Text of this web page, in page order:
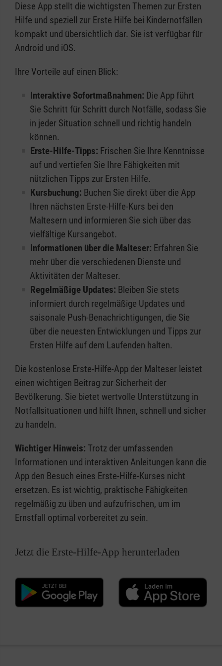
Diese App stellt die wichtigsten Themen zur Ersten
Hilfe und speziell zur Erste Hilfe bei Kindernotfällen
kompakt und übersichtlich dar. Sie ist verfügbar für
Android und iOS.
Ihre Vorteile auf einen Blick:
Interaktive Sofortmaßnahmen: Die App führt
Sie Schritt für Schritt durch Notfälle, sodass Sie
in jeder Situation schnell und richtig handeln
können.
Erste-Hilfe-Tipps: Frischen Sie Ihre Kenntnisse
auf und vertiefen Sie Ihre Fähigkeiten mit
nützlichen Tipps zur Ersten Hilfe.
Kursbuchung: Buchen Sie direkt über die App
Ihren nächsten Erste-Hilfe-Kurs bei den
Maltesern und informieren Sie sich über das
vielfältige Kursangebot.
Informationen über die Malteser: Erfahren Sie
mehr über die verschiedenen Dienste und
Aktivitäten der Malteser.
Regelmäßige Updates: Bleiben Sie stets
informiert durch regelmäßige Updates und
saisonale Push-Benachrichtigungen, die Sie
über die neuesten Entwicklungen und Tipps zur
Ersten Hilfe auf dem Laufenden halten.
Die kostenlose Erste-Hilfe-App der Malteser leistet
einen wichtigen Beitrag zur Sicherheit der
Bevölkerung. Sie bietet wertvolle Unterstützung in
Notfallsituationen und hilft Ihnen, schnell und sicher
zu handeln.
Wichtiger Hinweis: Trotz der umfassenden
Informationen und interaktiven Anleitungen kann die
App den Besuch eines Erste-Hilfe-Kurses nicht
ersetzen. Es ist wichtig, praktische Fähigkeiten
regelmäßig zu üben und aufzufrischen, um im
Ernstfall optimal vorbereitet zu sein.
Jetzt die Erste-Hilfe-App herunterladen